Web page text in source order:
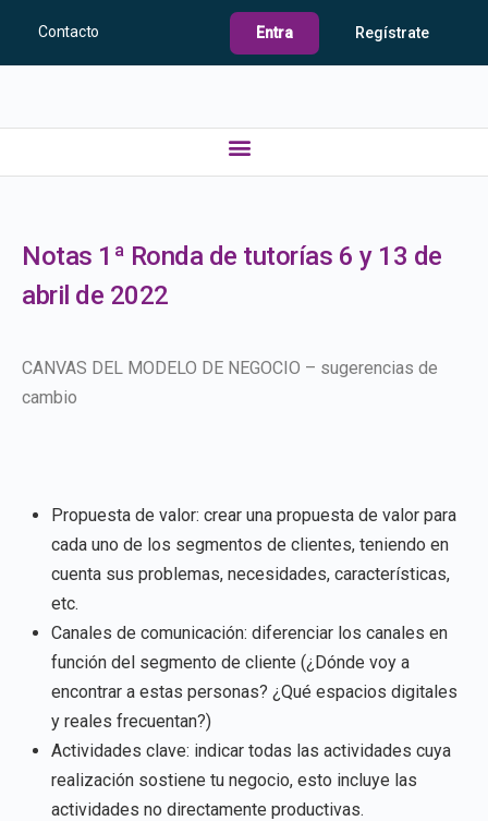
Contacto Entra Regístrate
Notas 1ª Ronda de tutorías 6 y 13 de
abril de 2022
CANVAS DEL MODELO DE NEGOCIO – sugerencias de
cambio
Propuesta de valor: crear una propuesta de valor para
cada uno de los segmentos de clientes, teniendo en
cuenta sus problemas, necesidades, características,
etc.
Canales de comunicación: diferenciar los canales en
función del segmento de cliente (¿Dónde voy a
encontrar a estas personas? ¿Qué espacios digitales
y reales frecuentan?)
Actividades clave: indicar todas las actividades cuya
realización sostiene tu negocio, esto incluye las
actividades no directamente productivas.